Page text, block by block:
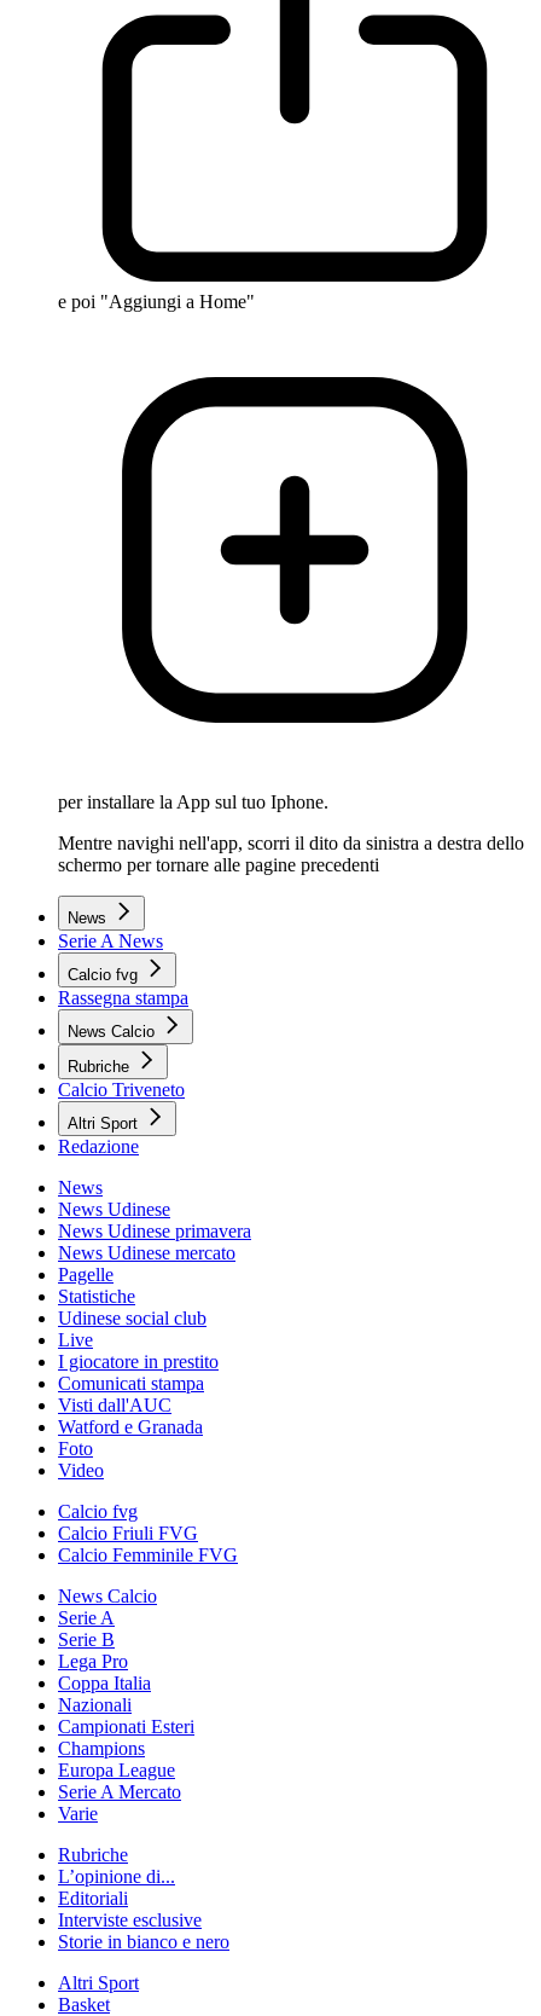
e poi "Aggiungi a Home"
per installare la App sul tuo Iphone.
Mentre navighi nell'app, scorri il dito da sinistra a destra dello
schermo per tornare alle pagine precedenti
News
Serie A News
Calcio fvg
Rassegna stampa
News Calcio
Rubriche
Calcio Triveneto
Altri Sport
Redazione
News
News Udinese
News Udinese primavera
News Udinese mercato
Pagelle
Statistiche
Udinese social club
Live
I giocatore in prestito
Comunicati stampa
Visti dall'AUC
Watford e Granada
Foto
Video
Calcio fvg
Calcio Friuli FVG
Calcio Femminile FVG
News Calcio
Serie A
Serie B
Lega Pro
Coppa Italia
Nazionali
Campionati Esteri
Champions
Europa League
Serie A Mercato
Varie
Rubriche
L’opinione di...
Editoriali
Interviste esclusive
Storie in bianco e nero
Altri Sport
Basket